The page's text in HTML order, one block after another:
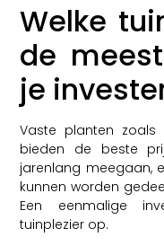
Welke
de
je
Vaste planten zoals
bieden de beste
jarenlang meegaan,
kunnen worden
Een eenmalige
tuinplezier op.